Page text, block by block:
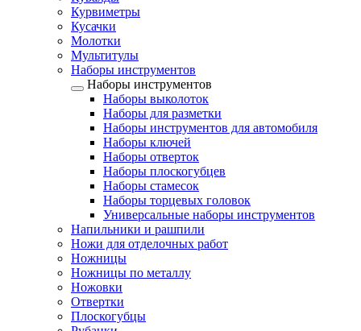
Курвиметры
Кусачки
Молотки
Мультитулы
Наборы инструментов
Наборы инструментов
Наборы выколоток
Наборы для разметки
Наборы инструментов для автомобиля
Наборы ключей
Наборы отверток
Наборы плоскогубцев
Наборы стамесок
Наборы торцевых головок
Универсальные наборы инструментов
Напильники и рашпили
Ножи для отделочных работ
Ножницы
Ножницы по металлу
Ножовки
Отвертки
Плоскогубцы